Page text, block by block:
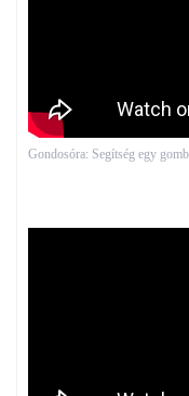
Gondosóra: Segítség egy